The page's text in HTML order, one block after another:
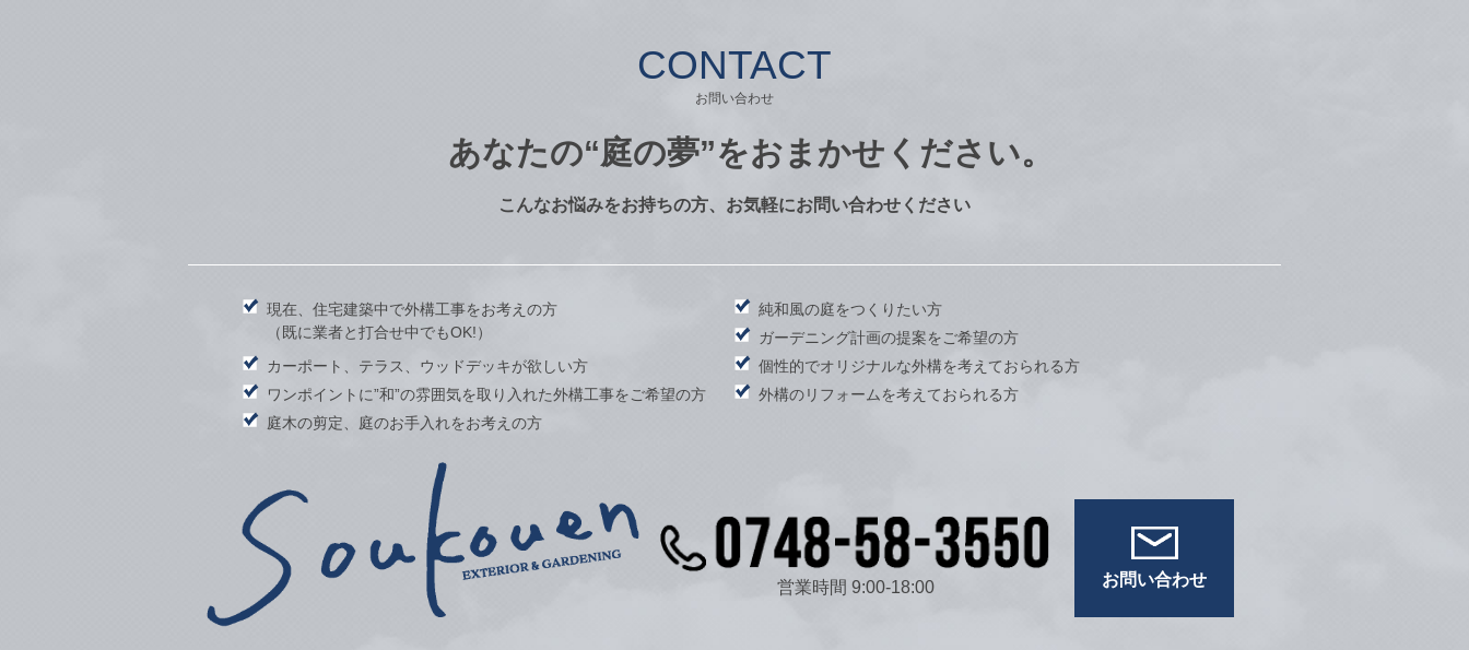
CONTACT
お問い合わせ
あなたの“庭の夢”をおまかせください。
こんなお悩みをお持ちの方、お気軽にお問い合わせください
現在、住宅建築中で外構工事をお考えの方
（既に業者と打合せ中でもOK!）
純和風の庭をつくりたい方
ガーデニング計画の提案をご希望の方
カーポート、テラス、ウッドデッキが欲しい方
個性的でオリジナルな外構を考えておられる方
ワンポイントに”和”の雰囲気を取り入れた外構工事をご希望の方
外構のリフォームを考えておられる方
庭木の剪定、庭のお手入れをお考えの方
営業時間 9:00-18:00 お問い合わせ